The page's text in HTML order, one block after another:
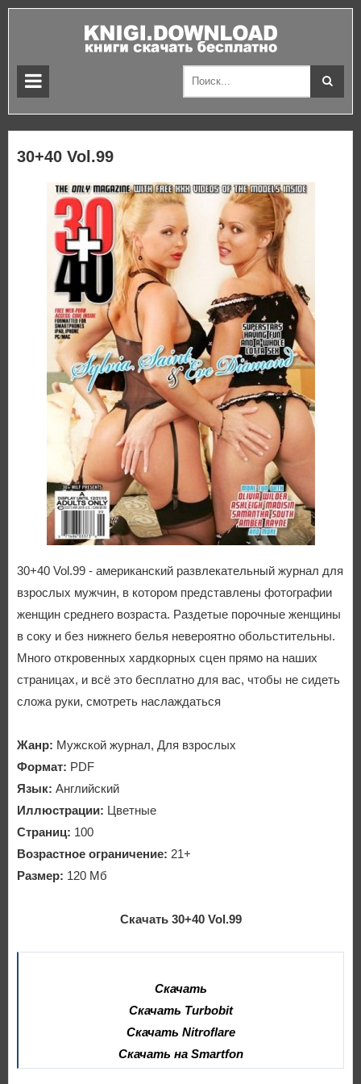
30+40 Vol.99
30+40 Vol.99 - американский развлекательный журнал для
взрослых мужчин, в котором представлены фотографии
женщин среднего возраста. Раздетые порочные женщины
в соку и без нижнего белья невероятно обольстительны.
Много откровенных хардкорных сцен прямо на наших
страницах, и всё это бесплатно для вас, чтобы не сидеть
сложа руки, смотреть наслаждаться
Жанр: Мужской журнал, Для взрослых
Формат: PDF
Язык: Английский
Иллюстрации: Цветные
Страниц: 100
Возрастное ограничение: 21+
Размер: 120 Мб
Скачать 30+40 Vol.99
Скачать
Скачать Turbobit
Скачать Nitroflare
Скачать на Smartfon